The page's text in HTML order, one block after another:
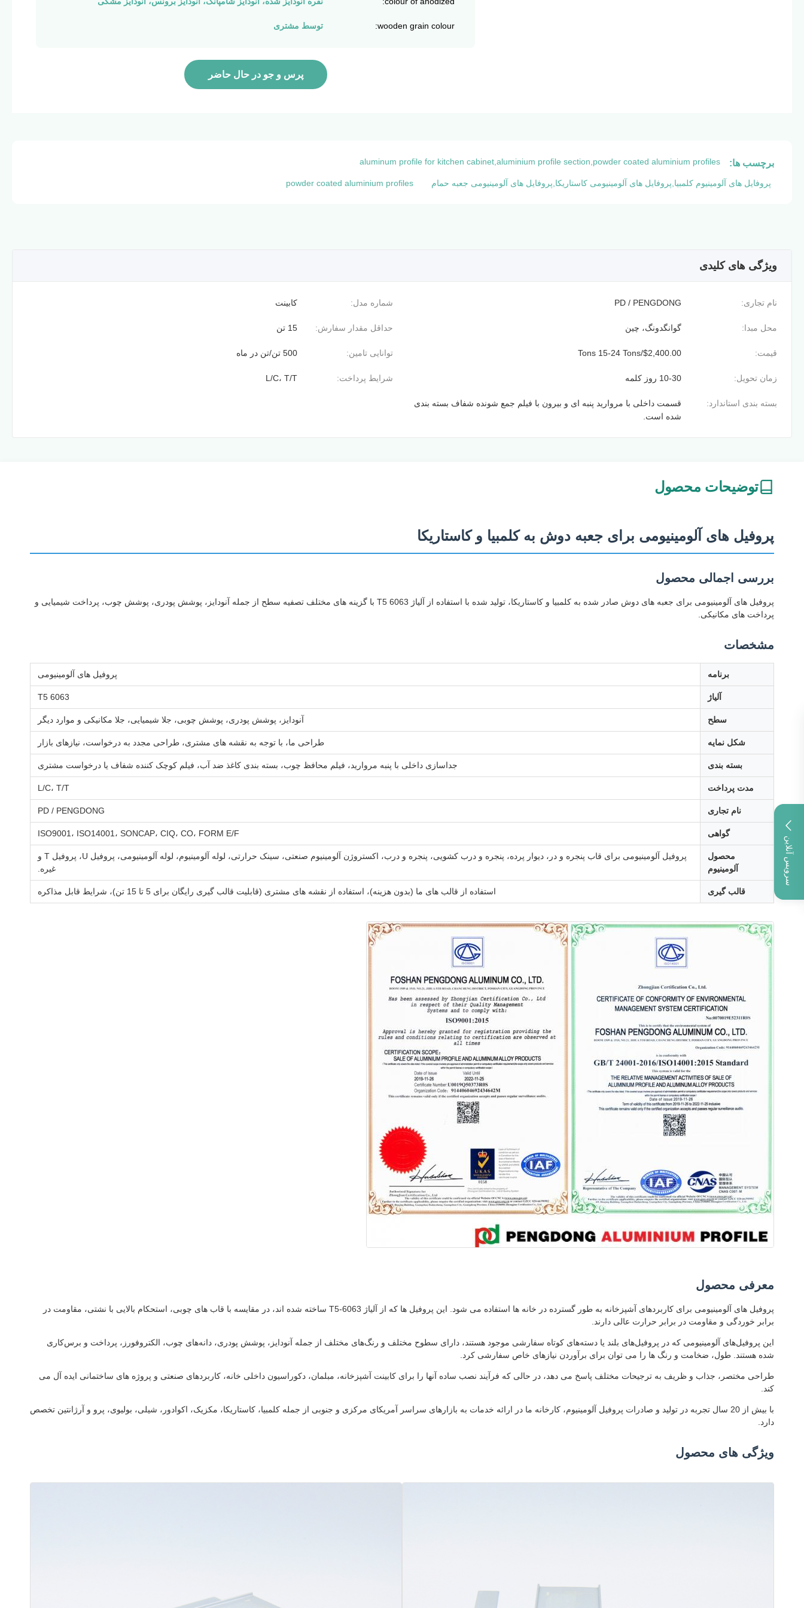
سرویس آنلاین
wooden grain colour: توسط مشتری
پرس و جو در حال حاضر
برچسب ها: aluminum profile for kitchen cabinet,aluminium profile section,powder coated aluminium profiles
پروفایل های آلومینیوم کلمبیا,پروفایل های آلومینیومی کاستاریکا,پروفایل های آلومینیومی جعبه حمام powder coated aluminium profiles
ویژگی های کلیدی
نام تجاری: PD / PENGDONG شماره مدل: کابینت
محل مبدا: گوانگدونگ، چین حداقل مقدار سفارش: 15 تن
قیمت: $2,400.00/Tons 15-24 Tons توانایی تامین: 500 تن/تن در ماه
زمان تحویل: 10-30 روز کلمه شرایط پرداخت: L/C، T/T
بسته بندی استاندارد:
قسمت داخلی با مروارید پنبه ای و بیرون با فیلم جمع شونده شفاف بسته بندی
شده است.
توضیحات محصول
پروفیل های آلومینیومی برای جعبه دوش به کلمبیا و کاستاریکا
بررسی اجمالی محصول
پروفیل های آلومینیومی برای جعبه های دوش صادر شده به کلمبیا و کاستاریکا، تولید شده با استفاده از آلیاژ 6063 T5 با گزینه های مختلف تصفیه سطح از جمله آنودایز، پوشش پودری، پوشش چوب، پرداخت شیمیایی و
پرداخت های مکانیکی.
مشخصات
برنامه پروفیل های آلومینیومی
آلیاژ 6063 T5
سطح آنودایز، پوشش پودری، پوشش چوبی، جلا شیمیایی، جلا مکانیکی و موارد دیگر
شکل نمایه طراحی ما، با توجه به نقشه های مشتری، طراحی مجدد به درخواست، نیازهای بازار
بسته بندی جداسازی داخلی با پنبه مروارید، فیلم محافظ چوب، بسته بندی کاغذ ضد آب، فیلم کوچک کننده شفاف یا درخواست مشتری
مدت پرداخت L/C، T/T
نام تجاری PD / PENGDONG
گواهی ISO9001، ISO14001، SONCAP، CIQ، CO، FORM E/F
محصول
آلومینیوم
پروفیل آلومینیومی برای قاب پنجره و در، دیوار پرده، پنجره و درب کشویی، پنجره و درب، اکستروژن آلومینیوم صنعتی، سینک حرارتی، لوله آلومینیوم، لوله آلومینیومی، پروفیل U، پروفیل T و
غیره.
قالب گیری استفاده از قالب های ما (بدون هزینه)، استفاده از نقشه های مشتری (قابلیت قالب گیری رایگان برای 5 تا 15 تن)، شرایط قابل مذاکره
معرفی محصول
پروفیل های آلومینیومی برای کاربردهای آشپزخانه به طور گسترده در خانه ها استفاده می شود. این پروفیل ها که از آلیاژ 6063-T5 ساخته شده اند، در مقایسه با قاب های چوبی، استحکام بالایی با نشتی، مقاومت در
برابر خوردگی و مقاومت در برابر حرارت عالی دارند.
این پروفیل‌های آلومینیومی که در پروفیل‌های بلند یا دسته‌های کوتاه سفارشی موجود هستند، دارای سطوح مختلف و رنگ‌های مختلف از جمله آنودایز، پوشش پودری، دانه‌های چوب، الکتروفورز، پرداخت و برس‌کاری
شده هستند. طول، ضخامت و رنگ ها را می توان برای برآوردن نیازهای خاص سفارشی کرد.
طراحی مختصر، جذاب و ظریف به ترجیحات مختلف پاسخ می دهد، در حالی که فرآیند نصب ساده آنها را برای کابینت آشپزخانه، مبلمان، دکوراسیون داخلی خانه، کاربردهای صنعتی و پروژه های ساختمانی ایده آل می
کند.
با بیش از 20 سال تجربه در تولید و صادرات پروفیل آلومینیوم، کارخانه ما در ارائه خدمات به بازارهای سراسر آمریکای مرکزی و جنوبی از جمله کلمبیا، کاستاریکا، مکزیک، اکوادور، شیلی، بولیوی، پرو و ​​آرژانتین تخصص
دارد.
ویژگی های محصول